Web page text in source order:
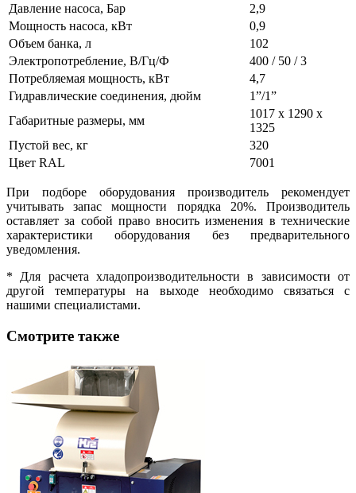
Давление насоса, Бар
2,9
Мощность насоса, кВт
0,9
Объем банка, л
102
Электропотребление, В/Гц/Ф
400 / 50 / 3
Потребляемая мощность, кВт
4,7
Гидравлические соединения, дюйм
1”/1”
Габаритные размеры, мм
1017 х 1290 х
1325
Пустой вес, кг
320
Цвет RAL
7001
При подборе оборудования производитель рекомендует
учитывать запас мощности порядка 20%. Производитель
оставляет за собой право вносить изменения в технические
характеристики оборудования без предварительного
уведомления.
* Для расчета хладопроизводительности в зависимости от
другой температуры на выходе необходимо связаться с
нашими специалистами.
Смотрите также